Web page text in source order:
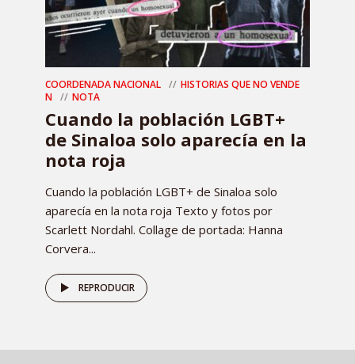
COORDENADA NACIONAL
HISTORIAS QUE NO VENDE
N
NOTA
Cuando la población LGBT+
de Sinaloa solo aparecía en la
nota roja
Cuando la población LGBT+ de Sinaloa solo
aparecía en la nota roja Texto y fotos por
Scarlett Nordahl. Collage de portada: Hanna
Corvera...
REPRODUCIR